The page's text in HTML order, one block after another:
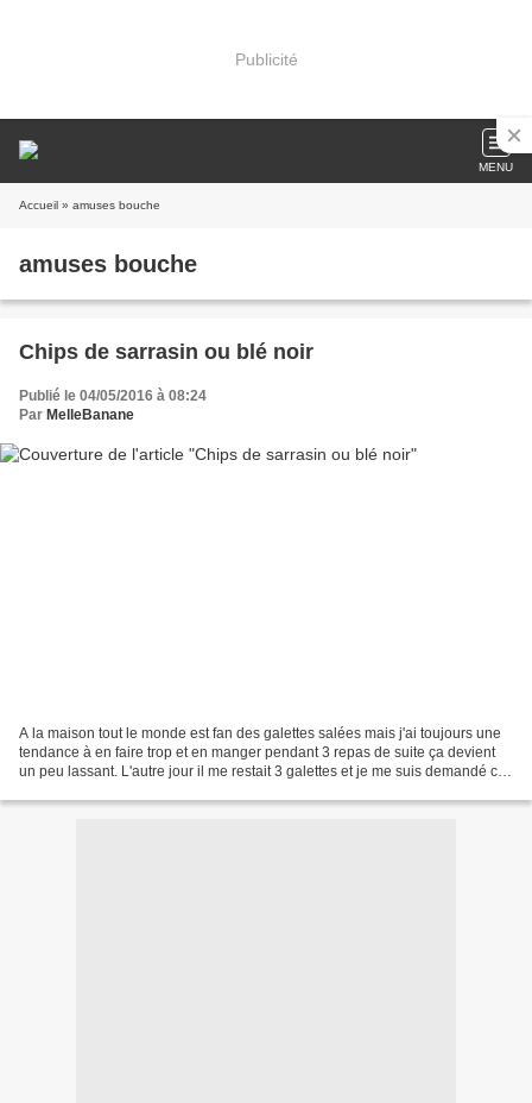
Publicité
MENU
Accueil » amuses bouche
amuses bouche
Chips de sarrasin ou blé noir
Publié le 04/05/2016 à 08:24
Par MelleBanane
A la maison tout le monde est fan des galettes salées mais j'ai toujours une
tendance à en faire trop et en manger pendant 3 repas de suite ça devient
un peu lassant. L'autre jour il me restait 3 galettes et je me suis demandé ce